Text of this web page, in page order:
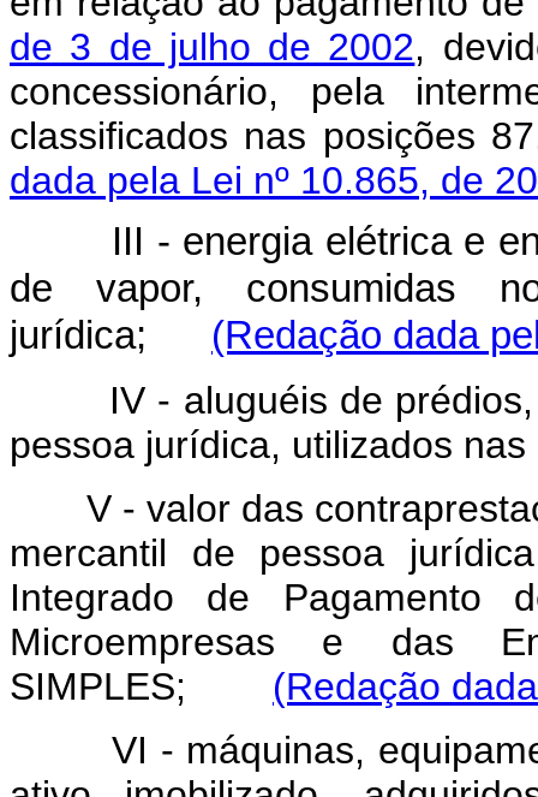
de 3 de julho de 2002,
concessionário, pela
classificados nas posições
dada pela Lei nº 10.865, de
III - energia elétrica e
de vapor, consumidas
jurídica; (Redação dada
IV - aluguéis de prédios,
pessoa jurídica, utilizados
V - valor das
mercantil de pessoa
Integrado de Pagamento
Microempresas e das
SIMPLES; (Redação
VI - máquinas,